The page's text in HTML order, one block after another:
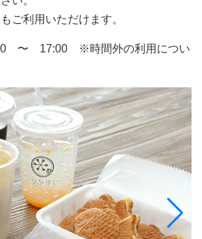
ご利用いただけます。
〜 17:00 ※時間外の利用につい